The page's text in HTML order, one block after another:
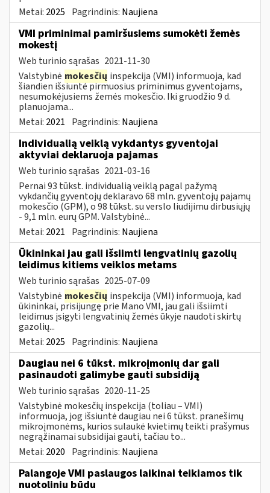
Metai: 2025 Pagrindinis: Naujiena
VMI priminimai pamiršusiems sumokėti žemės
mokestį
Web turinio sąrašas 2021-11-30
Valstybinė mokesčių inspekcija (VMI) informuoja, kad
šiandien išsiuntė pirmuosius priminimus gyventojams,
nesumokėjusiems žemės mokesčio. Iki gruodžio 9 d.
planuojama...
Metai: 2021 Pagrindinis: Naujiena
Individualią veiklą vykdantys gyventojai
aktyviai deklaruoja pajamas
Web turinio sąrašas 2021-03-16
Pernai 93 tūkst. individualią veiklą pagal pažymą
vykdančių gyventojų deklaravo 68 mln. gyventojų pajamų
mokesčio (GPM), o 98 tūkst. su verslo liudijimu dirbusiųjų
- 9,1 mln. eurų GPM. Valstybinė...
Metai: 2021 Pagrindinis: Naujiena
Ūkininkai jau gali išsiimti lengvatinių gazolių
leidimus kitiems veiklos metams
Web turinio sąrašas 2025-07-09
Valstybinė mokesčių inspekcija (VMI) informuoja, kad
ūkininkai, prisijungę prie Mano VMI, jau gali išsiimti
leidimus įsigyti lengvatinių žemės ūkyje naudoti skirtų
gazolių...
Metai: 2025 Pagrindinis: Naujiena
Daugiau nei 6 tūkst. mikroįmonių dar gali
pasinaudoti galimybe gauti subsidiją
Web turinio sąrašas 2020-11-25
Valstybinė mokesčių inspekcija (toliau – VMI)
informuoja, jog išsiuntė daugiau nei 6 tūkst. pranešimų
mikroįmonėms, kurios sulaukė kvietimų teikti prašymus
negrąžinamai subsidijai gauti, tačiau to...
Metai: 2020 Pagrindinis: Naujiena
Palangoje VMI paslaugos laikinai teikiamos tik
nuotoliniu būdu